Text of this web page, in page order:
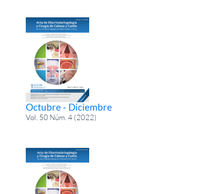
Octubre - Diciembre
Vol. 50 Núm. 4 (2022)